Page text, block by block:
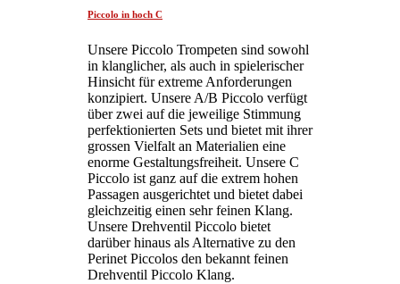
Piccolo in hoch C
Unsere Piccolo Trompeten sind sowohl
in klanglicher, als auch in spielerischer
Hinsicht für extreme Anforderungen
konzipiert. Unsere A/B Piccolo verfügt
über zwei auf die jeweilige Stimmung
perfektionierten Sets und bietet mit ihrer
grossen Vielfalt an Materialien eine
enorme Gestaltungsfreiheit. Unsere C
Piccolo ist ganz auf die extrem hohen
Passagen ausgerichtet und bietet dabei
gleichzeitig einen sehr feinen Klang.
Unsere Drehventil Piccolo bietet
darüber hinaus als Alternative zu den
Perinet Piccolos den bekannt feinen
Drehventil Piccolo Klang.